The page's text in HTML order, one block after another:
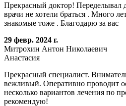
Прекрасный доктор! Переделывал
врачи не хотели браться . Много
знакомые тоже . Благодарю за вас
29 февр. 2024 г.
Митрохин Антон Николаевич
Анастасия
Прекрасный специалист.
вежливый. Оперативно проводит
несколько вариантов лечения по
рекомендую!